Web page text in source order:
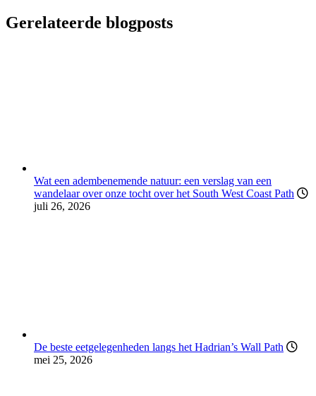
Gerelateerde blogposts
Wat een adembenemende natuur: een verslag van een
wandelaar over onze tocht over het South West Coast Path
juli 26, 2026
De beste eetgelegenheden langs het Hadrian’s Wall Path
mei 25, 2026